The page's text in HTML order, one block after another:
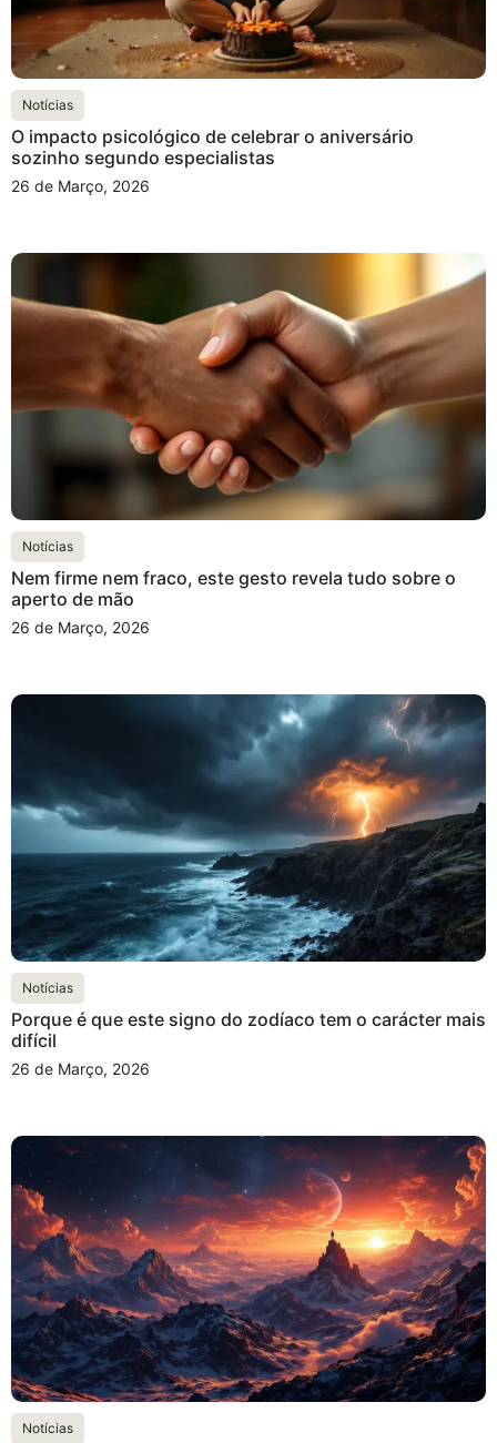
Notícias
O impacto psicológico de celebrar o aniversário
sozinho segundo especialistas
26 de Março, 2026
Notícias
Nem firme nem fraco, este gesto revela tudo sobre o
aperto de mão
26 de Março, 2026
Notícias
Porque é que este signo do zodíaco tem o carácter mais
difícil
26 de Março, 2026
Notícias